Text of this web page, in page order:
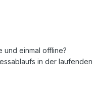
und einmal offline?
in der